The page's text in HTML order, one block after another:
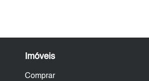
Imóveis
Comprar